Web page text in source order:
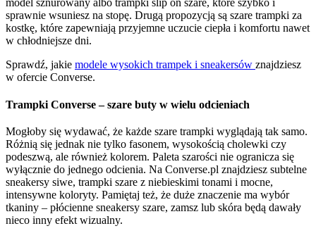
sprawnie wsuniesz na stopę. Drugą propozycją są szare trampki za
kostkę, które zapewniają przyjemne uczucie ciepła i komfortu nawet
w chłodniejsze dni.
Sprawdź, jakie modele wysokich trampek i sneakersów znajdziesz
w ofercie Converse.
Trampki Converse – szare buty w wielu odcieniach
Mogłoby się wydawać, że każde szare trampki wyglądają tak samo.
Różnią się jednak nie tylko fasonem, wysokością cholewki czy
podeszwą, ale również kolorem. Paleta szarości nie ogranicza się
wyłącznie do jednego odcienia. Na Converse.pl znajdziesz subtelne
sneakersy siwe, trampki szare z niebieskimi tonami i mocne,
intensywne koloryty. Pamiętaj też, że duże znaczenie ma wybór
tkaniny – płócienne sneakersy szare, zamsz lub skóra będą dawały
nieco inny efekt wizualny.